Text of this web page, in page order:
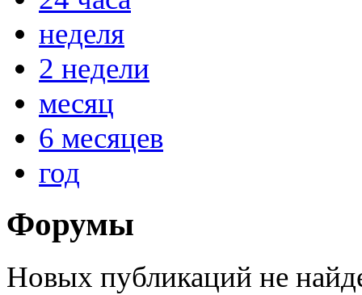
неделя
2 недели
месяц
6 месяцев
год
Форумы
Новых публикаций не